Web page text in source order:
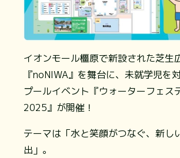
イオンモール橿原で新設された芝生
『noNIWA』を舞台に、未就学児を
プールイベント『ウォーターフェス
2025』が開催！
テーマは「水と笑顔がつなぐ、新し
出」。